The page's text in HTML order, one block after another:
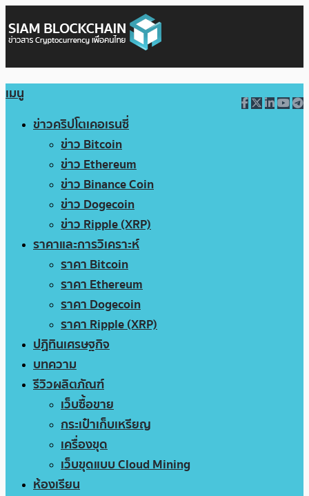
เมนู
ข่าวคริปโตเคอเรนซี่
ข่าว Bitcoin
ข่าว Ethereum
ข่าว Binance Coin
ข่าว Dogecoin
ข่าว Ripple (XRP)
ราคาและการวิเคราะห์
ราคา Bitcoin
ราคา Ethereum
ราคา Dogecoin
ราคา Ripple (XRP)
ปฏิทินเศรษฐกิจ
บทความ
รีวิวผลิตภัณฑ์
เว็บซื้อขาย
กระเป๋าเก็บเหรียญ
เครื่องขุด
เว็บขุดแบบ Cloud Mining
ห้องเรียน